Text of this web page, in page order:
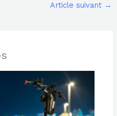
Article suivant →